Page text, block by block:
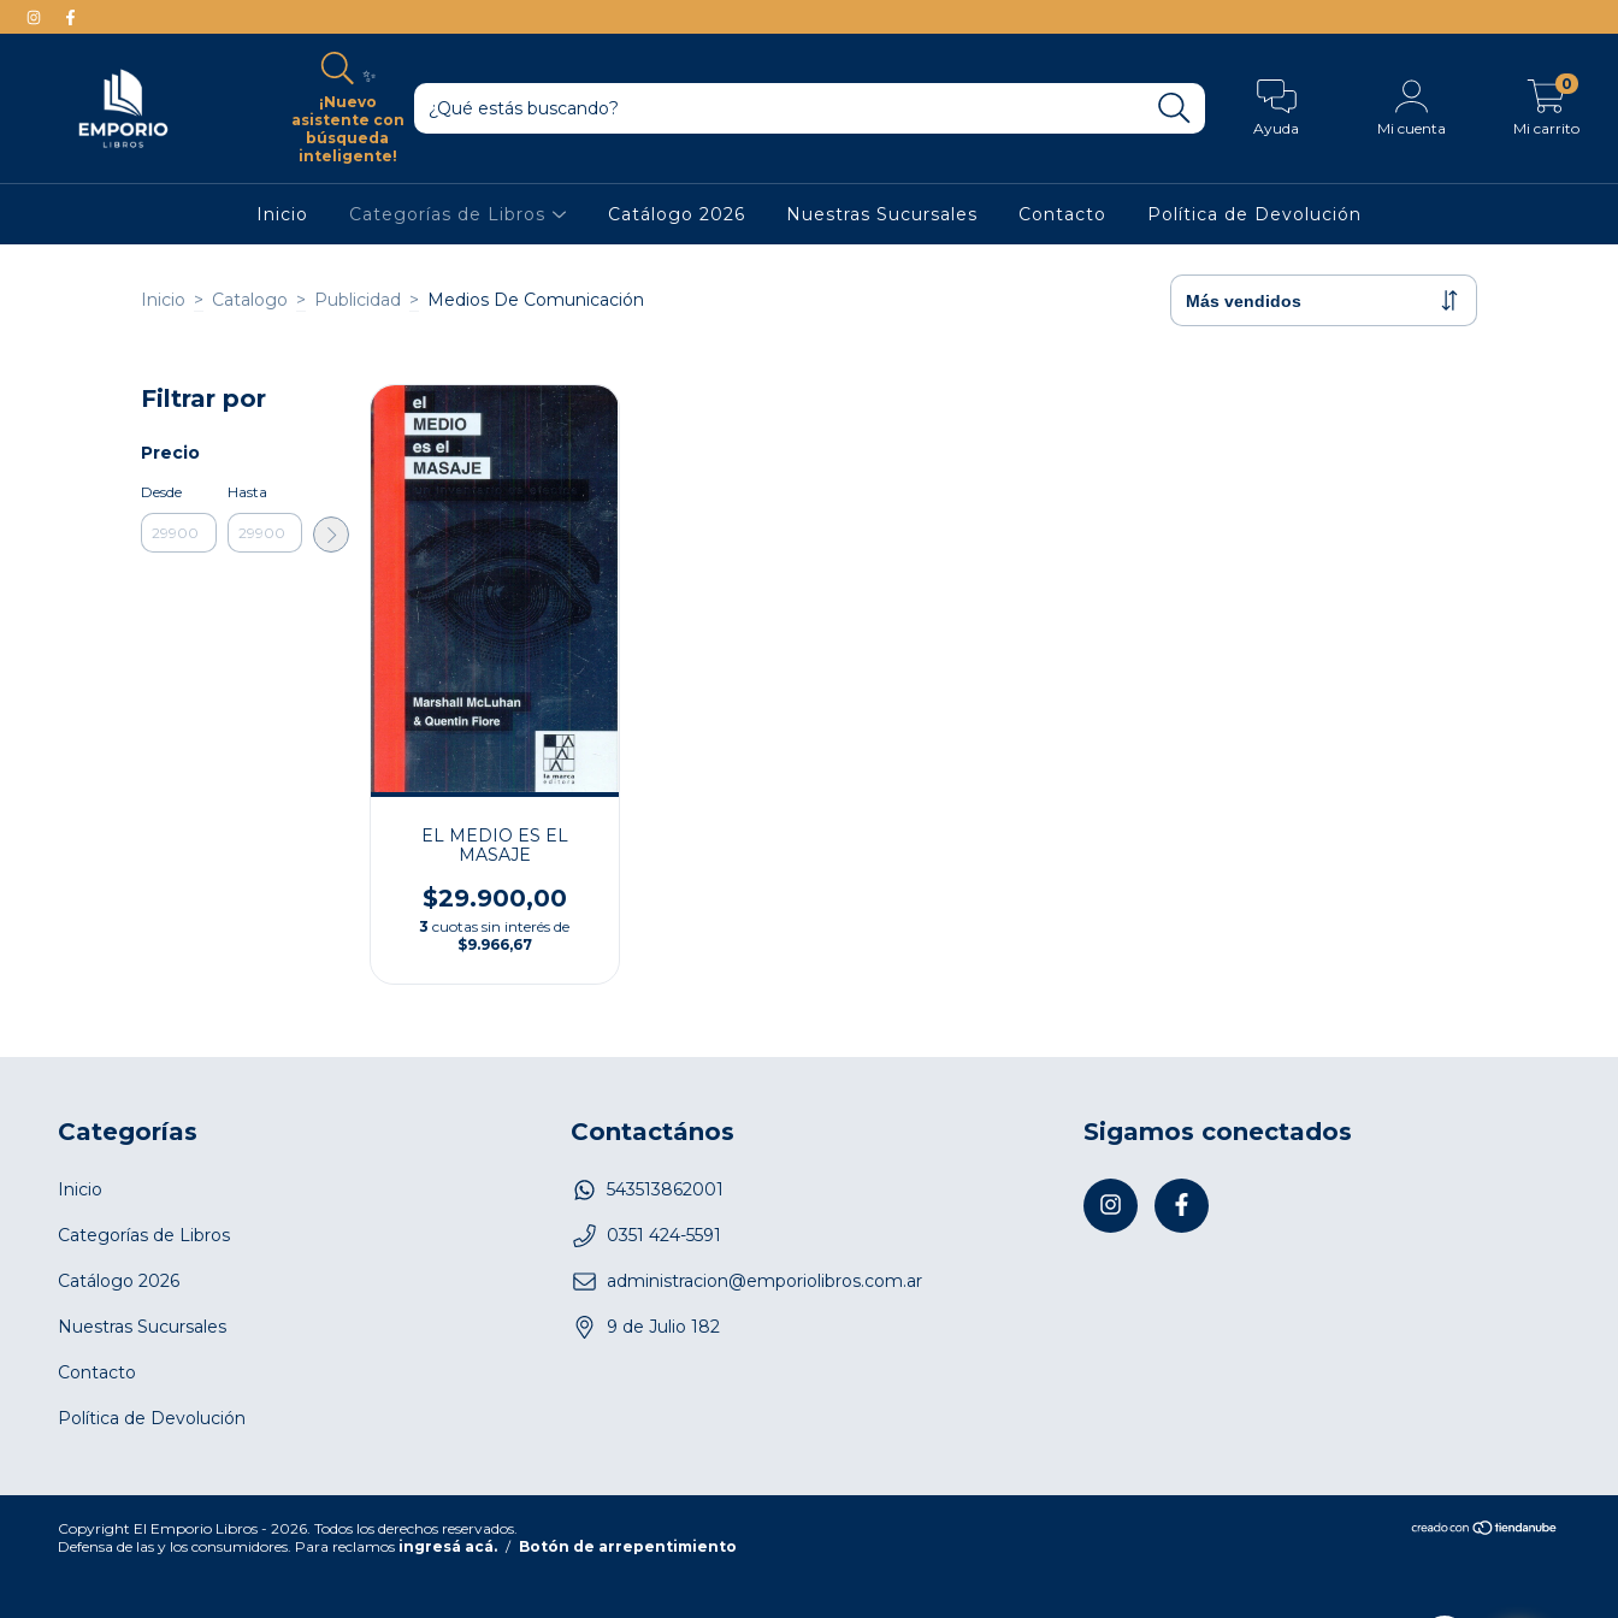
✨
¡Nuevo
asistente con
búsqueda
inteligente!
Ayuda Mi cuenta Mi carrito
0
Inicio Categorías de Libros Catálogo 2026 Nuestras Sucursales Contacto Política de Devolución
Inicio > Catalogo > Publicidad > Medios De Comunicación
Filtrar por
Precio
Desde Hasta
EL MEDIO ES EL
MASAJE
$29.900,00
3 cuotas sin interés de
$9.966,67
Categorías
Inicio
Categorías de Libros
Catálogo 2026
Nuestras Sucursales
Contacto
Política de Devolución
Contactános
543513862001
0351 424-5591
administracion@emporiolibros.com.ar
9 de Julio 182
Sigamos conectados
Copyright El Emporio Libros - 2026. Todos los derechos reservados.
Defensa de las y los consumidores. Para reclamos ingresá acá. / Botón de arrepentimiento